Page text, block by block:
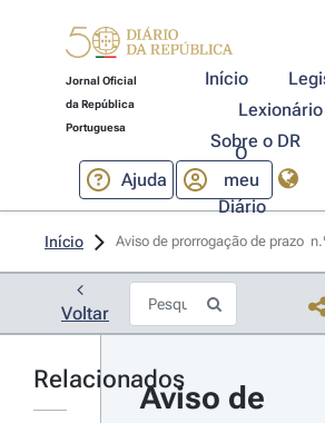
Jornal Oficial
da República
Portuguesa
Início
Lexionário
Sobre o DR
Ajuda
O
meu
Diário
Início Aviso de prorrogação de prazo
Voltar
Relacionados
Aviso de